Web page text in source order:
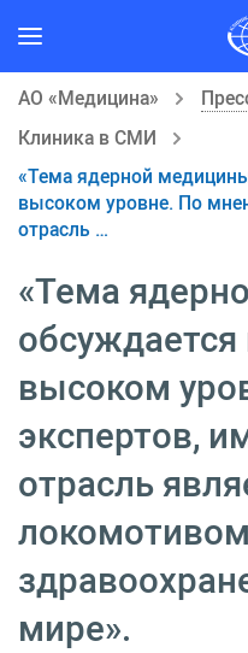
АО «Медицина»
Клиника в СМИ
«Тема ядерной
высоком уровне. По
отрасль …
«Тема
высоком
экспертов,
отрасль
мире».